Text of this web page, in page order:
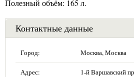
Полезный объём: 165 л.
Контактные данные
Город: Москва, Москва
Адрес: 1-й Варшавский